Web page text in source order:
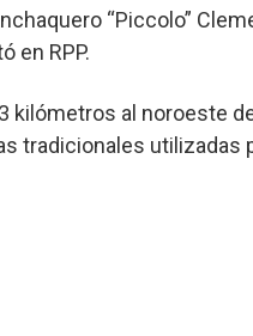
“Piccolo”
en RPP.
kilómetros al noroeste
tradicionales